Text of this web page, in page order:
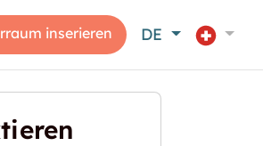
inserieren DE